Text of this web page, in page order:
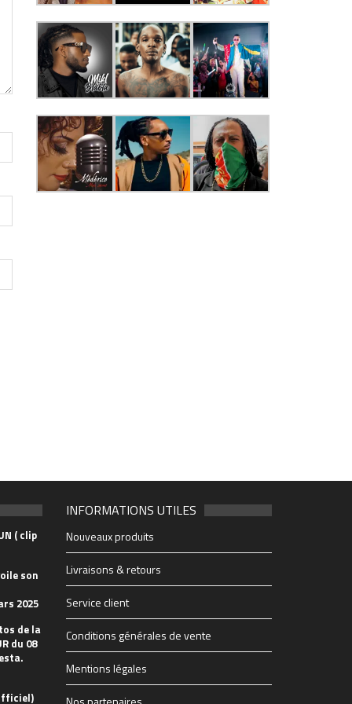
( clip
son
2025
de la
du 08
INFORMATIONS UTILES
Nouveaux produits
Livraisons & retours
Service client
Conditions générales de vente
Mentions légales